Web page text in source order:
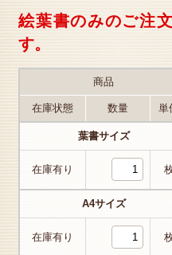
絵葉書のみのご注
す。
商品
在庫状態 数量 単
葉書サイズ
在庫有り
A4サイズ
在庫有り